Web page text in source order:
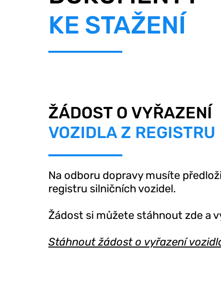
KE STAŽENÍ
ŽÁDOST O VYŘAZENÍ
VOZIDLA Z REGISTRU
Na odboru dopravy musíte
registru silničních vozidel.
Žádost si můžete stáhnout zde a
Stáhnout žádost o vyřazení